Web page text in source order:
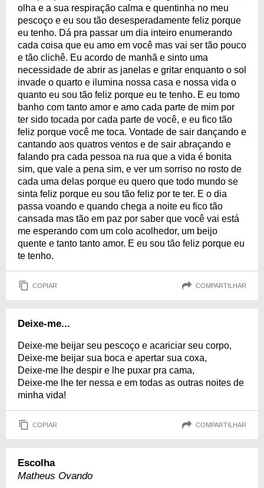
olha e a sua respiração calma e quentinha no meu
pescoço e eu sou tão desesperadamente feliz porque
eu tenho. Dá pra passar um dia inteiro enumerando
cada coisa que eu amo em você mas vai ser tão pouco
e tão clichê. Eu acordo de manhã e sinto uma
necessidade de abrir as janelas e gritar enquanto o sol
invade o quarto e ilumina nossa casa e nossa vida o
quanto eu sou tão feliz porque eu te tenho. E eu tomo
banho com tanto amor e amo cada parte de mim por
ter sido tocada por cada parte de você, e eu fico tão
feliz porque você me toca. Vontade de sair dançando e
cantando aos quatros ventos e de sair abraçando e
falando pra cada pessoa na rua que a vida é bonita
sim, que vale a pena sim, e ver um sorriso no rosto de
cada uma delas porque eu quero que todo mundo se
sinta feliz porque eu sou tão feliz por te ter. E o dia
passa voando e quando chega a noite eu fico tão
cansada mas tão em paz por saber que você vai está
me esperando com um colo acolhedor, um beijo
quente e tanto tanto amor. E eu sou tão feliz porque eu
te tenho.
COPIAR COMPARTILHAR
Deixe-me...
Deixe-me beijar seu pescoço e acariciar seu corpo,
Deixe-me beijar sua boca e apertar sua coxa,
Deixe-me lhe despir e lhe puxar pra cama,
Deixe-me lhe ter nessa e em todas as outras noites de
minha vida!
COPIAR COMPARTILHAR
Escolha
Matheus Ovando